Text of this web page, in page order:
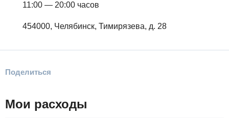
11:00 — 20:00 часов
454000, Челябинск, Тимирязева, д. 28
Поделиться
Мои расходы